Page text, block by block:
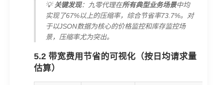
💡 关键发现：九零代理在所有典型业务场景中均
实现了67%以上的压缩率，综合节省率73.7%。对
于以JSON数据为核心的价格监控和库存监控场
景，压缩率尤为突出。
5.2 带宽费用节省的可视化（按日均请求量
估算）